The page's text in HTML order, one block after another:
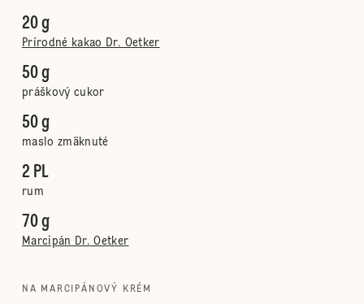
20 g
Prírodné kakao Dr. Oetker
50 g
práškový cukor
50 g
maslo zmäknuté
2 PL
rum
70 g
Marcipán Dr. Oetker
NA MARCIPÁNOVÝ KRÉM